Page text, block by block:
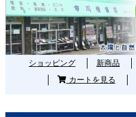
ショッピング 新商品
カートを見る